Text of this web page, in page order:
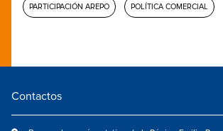
PARTICIPACIÓN AREPO POLÍTICA COMERCIAL
Contactos